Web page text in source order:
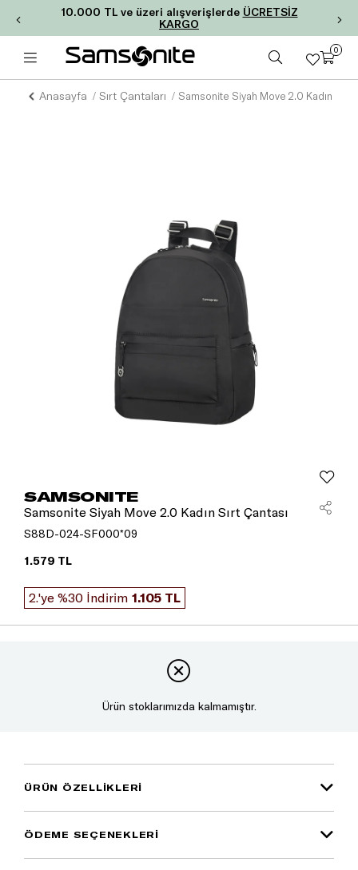
10.000 TL ve üzeri alışverişlerde ÜCRETSİZ
KARGO
0
Anasayfa Sırt Çantaları Samsonite Siyah Move 2.0 Kadın Sırt
SAMSONITE
Samsonite Siyah Move 2.0 Kadın Sırt Çantası
S88D-024-SF000*09
1.579 TL
2.'ye %30 İndirim 1.105 TL
Ürün stoklarımızda kalmamıştır.
ÜRÜN ÖZELLIKLERI
ÖDEME SEÇENEKLERI